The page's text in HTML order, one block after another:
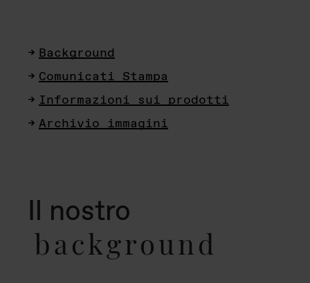
Background
Comunicati Stampa
Informazioni sui prodotti
Archivio immagini
Il nostro
background